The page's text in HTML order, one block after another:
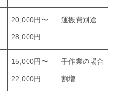
20,000円〜
28,000円
運搬費別途
15,000円〜
22,000円
手作業の場合
割増